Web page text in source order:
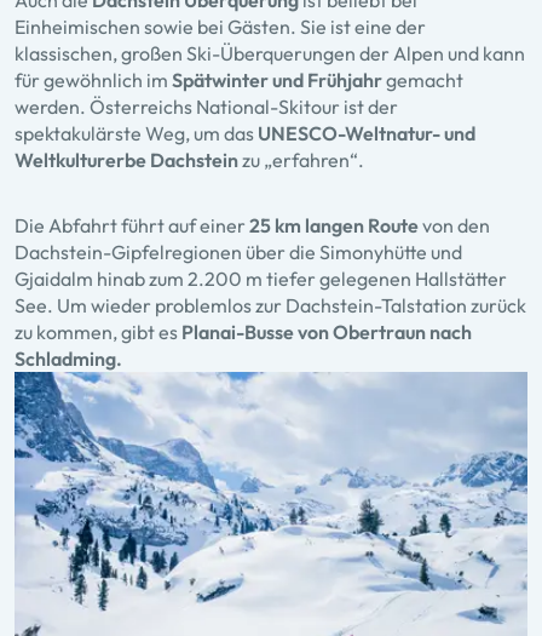
Einheimischen sowie bei Gästen. Sie ist eine der
klassischen, großen Ski-Überquerungen der Alpen und kann
für gewöhnlich im Spätwinter und Frühjahrgemacht
werden. Österreichs National-Skitour ist der
spektakulärste Weg, um das UNESCO-Weltnatur- und
Weltkulturerbe Dachsteinzu „erfahren“.
Die Abfahrt führt auf einer 25 km langen Routevon den
Dachstein-Gipfelregionen über die Simonyhütte und
Gjaidalm hinab zum 2.200 m tiefer gelegenen Hallstätter
See. Um wieder problemlos zur Dachstein-Talstation zurück
zu kommen, gibt es Planai-Busse von Obertraun nach
Schladming.